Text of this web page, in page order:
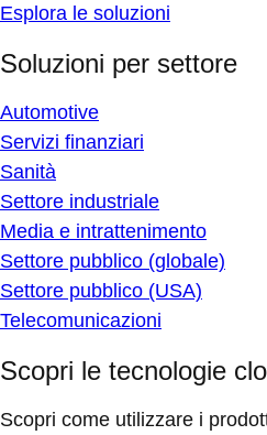
Esplora le soluzioni
Soluzioni per settore
Automotive
Servizi finanziari
Sanità
Settore industriale
Media e intrattenimento
Settore pubblico (globale)
Settore pubblico (USA)
Telecomunicazioni
Scopri le tecnologie
Scopri come utilizzare i